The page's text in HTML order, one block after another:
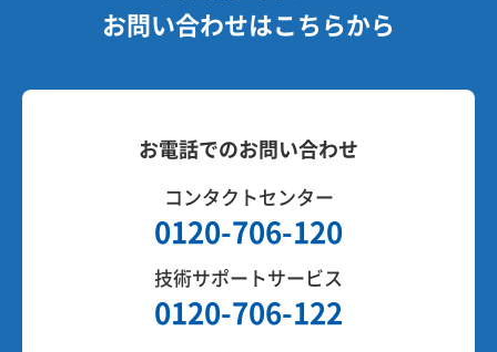
お問い合わせはこちらから
お電話でのお問い合わせ
コンタクトセンター
0120-706-120
技術サポートサービス
0120-706-122